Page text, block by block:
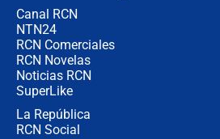
Canal RCN
NTN24
RCN Comerciales
RCN Novelas
Noticias RCN
SuperLike
La República
RCN Social